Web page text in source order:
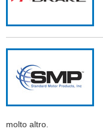
molto altro.